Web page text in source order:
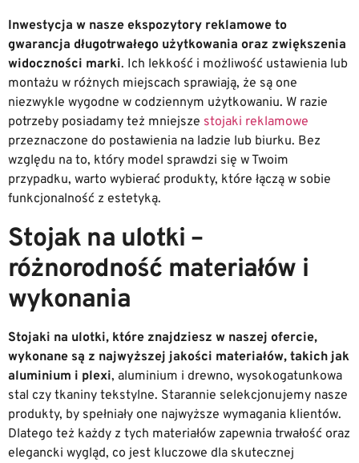
Inwestycja w nasze ekspozytory reklamowe to
gwarancja długotrwałego użytkowania oraz zwiększenia
widoczności marki. Ich lekkość i możliwość ustawienia lub
montażu w różnych miejscach sprawiają, że są one
niezwykle wygodne w codziennym użytkowaniu. W razie
potrzeby posiadamy też mniejsze stojaki reklamowe
przeznaczone do postawienia na ladzie lub biurku. Bez
względu na to, który model sprawdzi się w Twoim
przypadku, warto wybierać produkty, które łączą w sobie
funkcjonalność z estetyką.
Stojak na ulotki –
różnorodność materiałów i
wykonania
Stojaki na ulotki, które znajdziesz w naszej ofercie,
wykonane są z najwyższej jakości materiałów, takich jak
aluminium i plexi, aluminium i drewno, wysokogatunkowa
stal czy tkaniny tekstylne. Starannie selekcjonujemy nasze
produkty, by spełniały one najwyższe wymagania klientów.
Dlatego też każdy z tych materiałów zapewnia trwałość oraz
elegancki wygląd, co jest kluczowe dla skutecznej